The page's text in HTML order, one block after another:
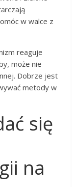
w walce z
reaguje
może nie
Dobrze jest
metody w
się
na